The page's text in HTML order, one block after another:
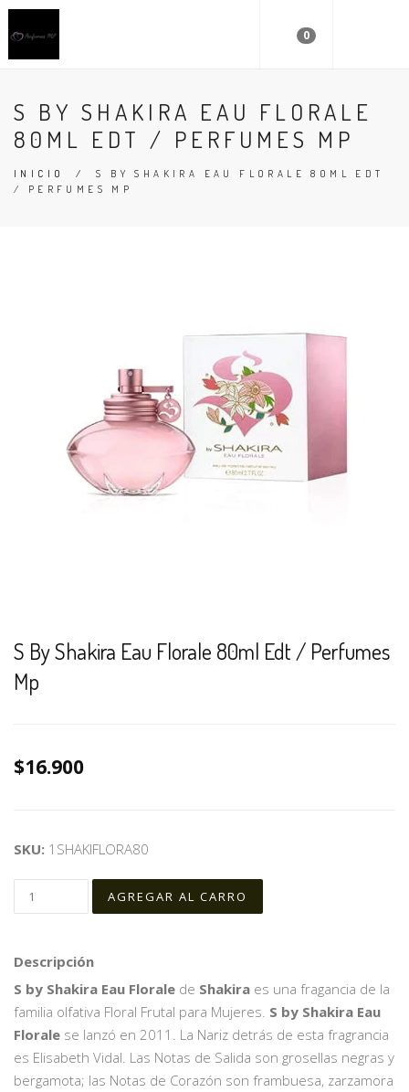
0
S BY SHAKIRA EAU FLORALE
80ML EDT / PERFUMES MP
INICIO /S BY SHAKIRA EAU FLORALE 80ML EDT
/ PERFUMES MP
S By Shakira Eau Florale 80ml Edt / Perfumes
Mp
$16.900
SKU: 1SHAKIFLORA80
Descripción
S by Shakira Eau Florale de Shakira es una fragancia de la
familia olfativa Floral Frutal para Mujeres. S by Shakira Eau
Florale se lanzó en 2011. La Nariz detrás de esta fragrancia
es Elisabeth Vidal. Las Notas de Salida son grosellas negras y
bergamota; las Notas de Corazón son frambuesa, zarzamora